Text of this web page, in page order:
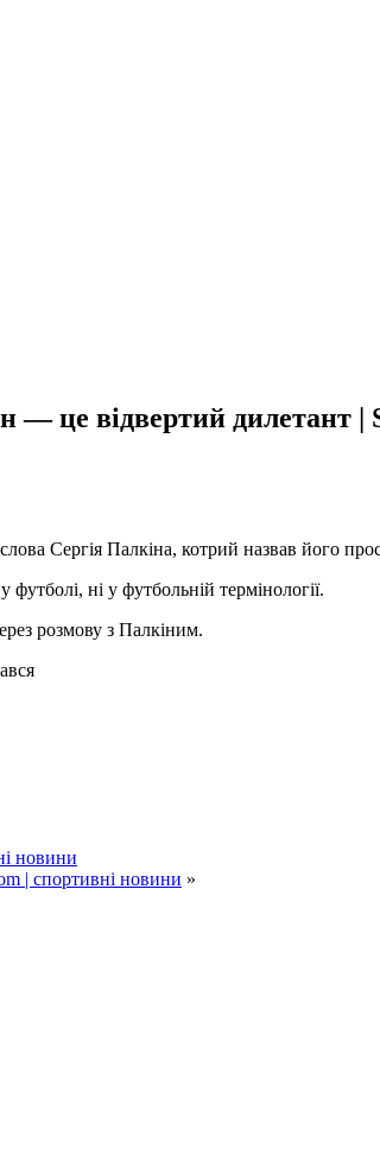
— це відвертий дилетант
Сергія Палкіна, котрий назвав його
ні у футбольній термінології.
розмову з Палкіним.
новини
| спортивні новини »